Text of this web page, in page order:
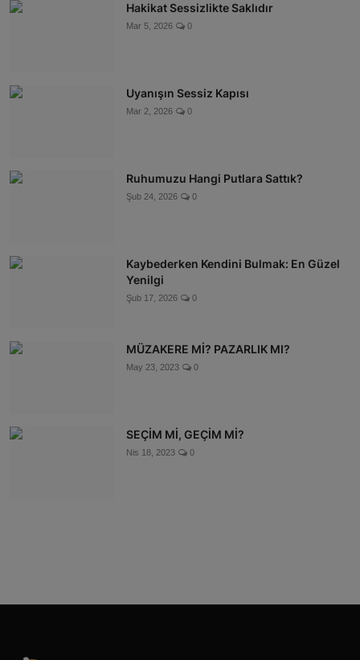
Hakikat Sessizlikte Saklıdır
Mar 5, 2026 0
Uyanışın Sessiz Kapısı
Mar 2, 2026 0
Ruhumuzu Hangi Putlara Sattık?
Şub 24, 2026 0
Kaybederken Kendini Bulmak: En Güzel
Yenilgi
Şub 17, 2026 0
MÜZAKERE Mİ? PAZARLIK MI?
May 23, 2023 0
SEÇİM Mİ, GEÇİM Mİ?
Nis 18, 2023 0